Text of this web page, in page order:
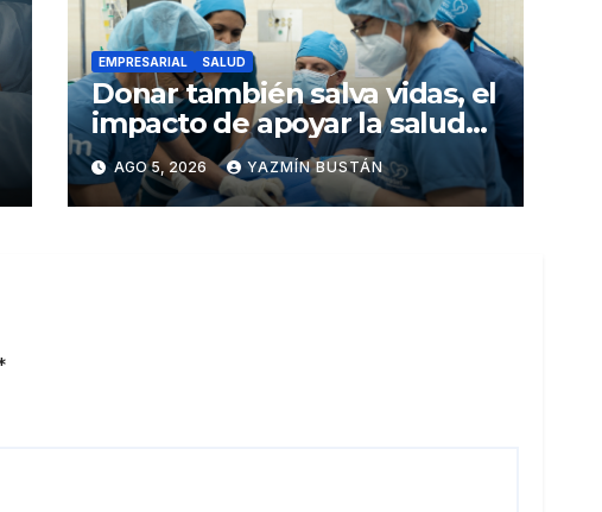
EMPRESARIAL SALUD
Donar también salva vidas, el
impacto de apoyar la salud
infantil en Ecuador
AGO 5, 2026 YAZMÍN BUSTÁN